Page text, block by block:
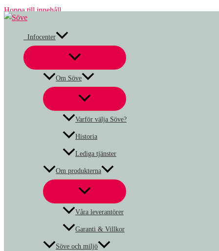
Hoppa till innehåll
Infocenter
Om Söve
Varför välja Söve?
Historia
Lediga tjänster
Om produkterna
Våra leverantörer
Garanti & Villkor
Söve och miljö